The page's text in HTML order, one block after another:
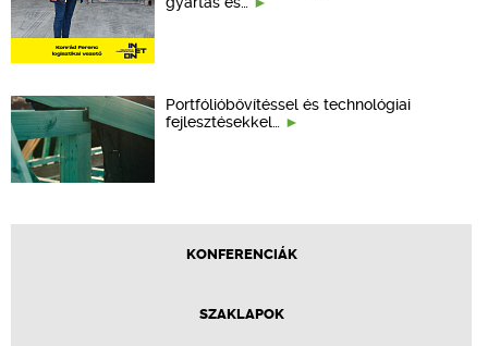
Portfólióbővítéssel és technológiai
fejlesztésekkel…
KONFERENCIÁK
SZAKLAPOK